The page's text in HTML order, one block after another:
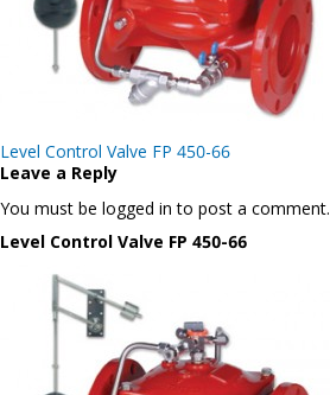
Post
navigation
Level Control Valve FP 450-66
Leave a Reply
You must be logged in to post a comment.
Level Control Valve FP 450-66